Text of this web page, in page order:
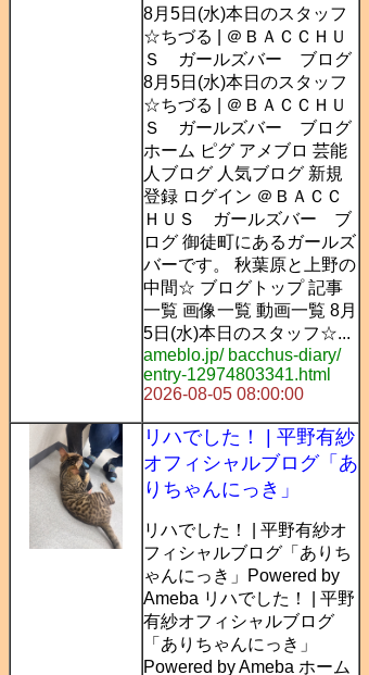
8月5日(水)本日のスタッフ
☆ちづる | ＠ＢＡＣＣＨＵ
Ｓ ガールズバー ブログ
8月5日(水)本日のスタッフ
☆ちづる | ＠ＢＡＣＣＨＵ
Ｓ ガールズバー ブログ
ホーム ピグ アメブロ 芸能
人ブログ 人気ブログ 新規
登録 ログイン ＠ＢＡＣＣ
ＨＵＳ ガールズバー ブ
ログ 御徒町にあるガールズ
バーです。 秋葉原と上野の
中間☆ ブログトップ 記事
一覧 画像一覧 動画一覧 8月
5日(水)本日のスタッフ☆...
ameblo.jp/ bacchus-diary/
entry-12974803341.html
2026-08-05 08:00:00
リハでした！ | 平野有紗
オフィシャルブログ「あ
りちゃんにっき」
リハでした！ | 平野有紗オ
フィシャルブログ「ありち
ゃんにっき」Powered by
Ameba リハでした！ | 平野
有紗オフィシャルブログ
「ありちゃんにっき」
Powered by Ameba ホーム